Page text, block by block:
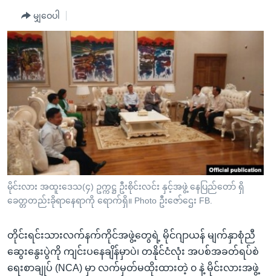
ကျော်
ကြည့်
ရန်
ပင်မ
ညွန်း
စာမျက်နှာ
ကျော်
ကြည့်
ရန်
ရန်
နေရာ
သို့
အစ္စရေး-ပါလက်စတိုင်း
အင်္ဂလိပ်စာလေ့လာမယ်
အမေရိကန်သုံးအီဒီယံ
မကြေးမုံရဲ့ အင်္ဂလိပ်စာ
ရုပ်ရှင်ထဲက အင်္ဂလိပ်စာ
သုတပဒေသာ အင်္ဂလိပ်စာ
အပတ်စဉ်ကဏ္ဍများ
ရေဒီယို
တီဗွီ
ရေဒီယိုနှင့်ရုပ်သံ အချက်အလက်များ
ရေဒီယို/တီဗွီအစီအစဉ်
Learning English
ဗွီအိုအေ လူမှုကွန်ယက်များ
ဘာသာစကားများ
မျှဝေပါ
မိုင်းလား အထူးဒေသ(၄) ဥက္ကဋ္ဌ ဦးစိုင်းလင်း နှင့်အဖွဲ့ နေပြည်တော် ရှိ
ခေတ္တတည်းခိုရာနေရာကို ရောက်ရှိ။ Photo ဦးဇော်ဌေး FB.
တိုင်းရင်းသားလက်နက်ကိုင်အဖွဲ့တွေရဲ့ မိုင်ဂျာယန် မျက်နှာစုံညီ
ဆွေးနွေးပွဲကို ကျင်းပနေချိန်မှာပဲ၊ တနိုင်ငံလုံး အပစ်အခတ်ရပ်စဲ
ရေးစာချုပ် (NCA) မှာ လက်မှတ်မထိုးထားတဲ့ ၀ နဲ့ မိုင်းလားအဖွဲ့